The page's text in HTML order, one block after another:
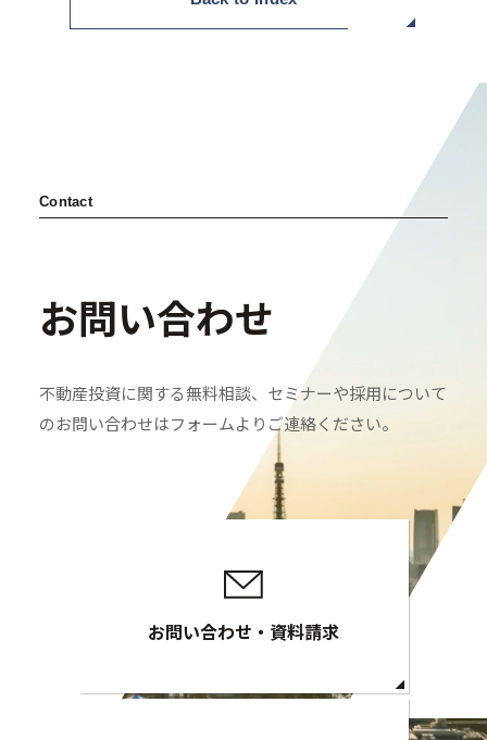
Contact
お問い合わせ
不動産投資に関する無料相談、セミナーや採用について
のお問い合わせはフォームよりご連絡ください。
お問い合わせ・資料請求